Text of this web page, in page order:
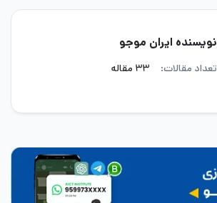
نویسنده ایران موجو
تعداد مقالات: ۳۳ مقاله